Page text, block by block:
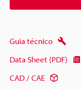
Guia técnico
Data Sheet (PDF)
CAD / CAE